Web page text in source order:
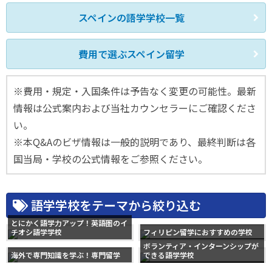
スペインの語学学校一覧
費用で選ぶスペイン留学
※費用・規定・入国条件は予告なく変更の可能性。最新
情報は公式案内および当社カウンセラーにご確認くださ
い。
※本Q&Aのビザ情報は一般的説明であり、最終判断は各
国当局・学校の公式情報をご参照ください。
語学学校をテーマから絞り込む
とにかく語学力アップ！英語圏のイ
チオシ語学学校
フィリピン留学におすすめの学校
海外で専門知識を学ぶ！専門留学
ボランティア・インターンシップが
できる語学学校